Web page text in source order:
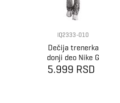
IQ2333-010
Dečija trenerka
donji deo Nike G
nk one tight
5.999 RSD